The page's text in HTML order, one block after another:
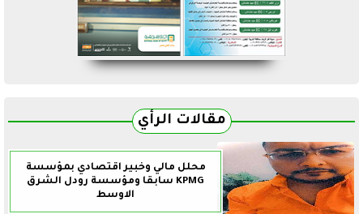
مقالات الرأي
محلل مالي وخبير اقتصادي بمؤسسة
KPMG سابقا ومؤسسة رودل الشرق
الاوسط